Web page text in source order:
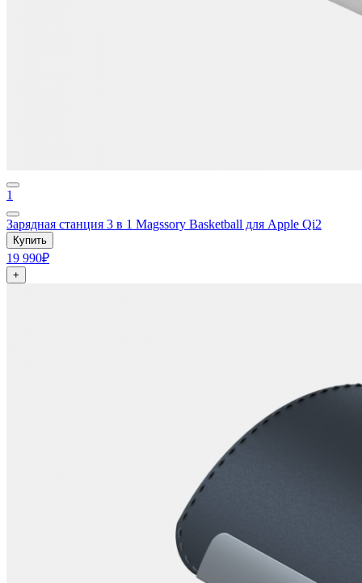
1
Зарядная станция 3 в 1 Magssory Basketball для Apple Qi2
Купить
19 990₽
+